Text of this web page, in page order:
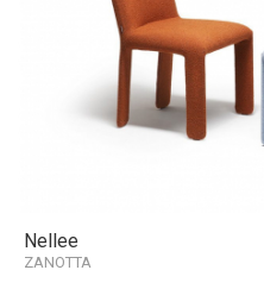
Nellee
ZANOTTA